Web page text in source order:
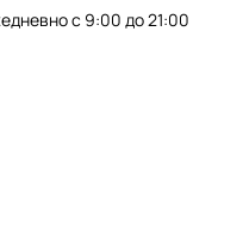
с 9:00 до 21:00